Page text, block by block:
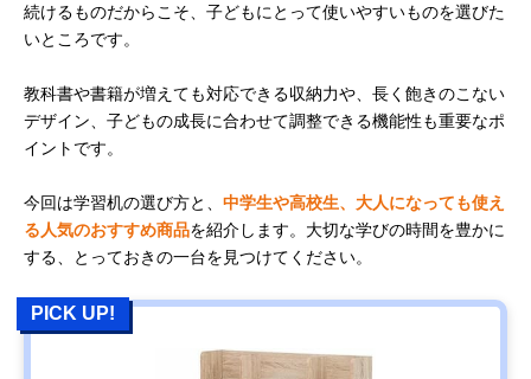
続けるものだからこそ、子どもにとって使いやすいものを選びた
いところです。
教科書や書籍が増えても対応できる収納力や、長く飽きのこない
デザイン、子どもの成長に合わせて調整できる機能性も重要なポ
イントです。
今回は学習机の選び方と、 中学生や高校生、大人になっても使え
る人気のおすすめ商品を紹介します。大切な学びの時間を豊かに
する、とっておきの一台を見つけてください。
PICK UP!